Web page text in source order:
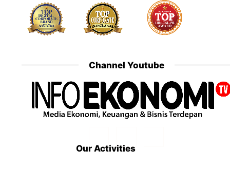
Channel Youtube
Our Activities